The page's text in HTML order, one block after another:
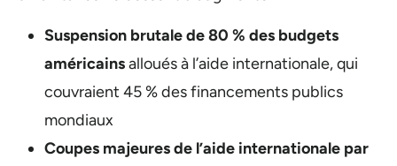
Suspension brutale de 80 % des budgets
américainsalloués à l’aide internationale, qui
couvraient 45 % des financements publics
mondiaux
Coupes majeures de l’aide internationale par